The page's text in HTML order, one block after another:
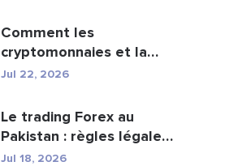
Comment les
cryptomonnaies et la
fintech transforment les
Jul 22, 2026
Le trading Forex au
Pakistan : règles légales,
courtiers, appli...
Jul 18, 2026